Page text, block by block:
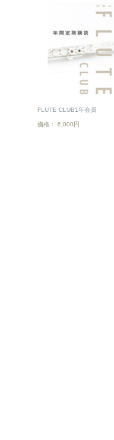
FLUTE CLUB1年会員
価格： 6,000円